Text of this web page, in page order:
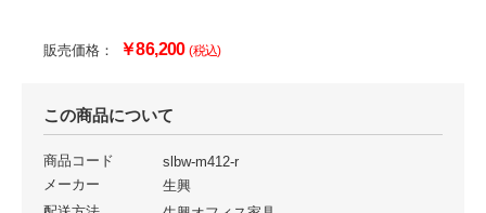
販売価格： ￥86,200(税込)
この商品について
商品コード
slbw-m412-r
メーカー
生興